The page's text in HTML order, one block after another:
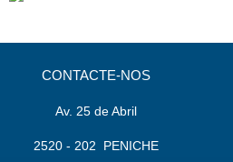
CONTACTE-NOS
Av. 25 de Abril
2520 - 202 PENICHE